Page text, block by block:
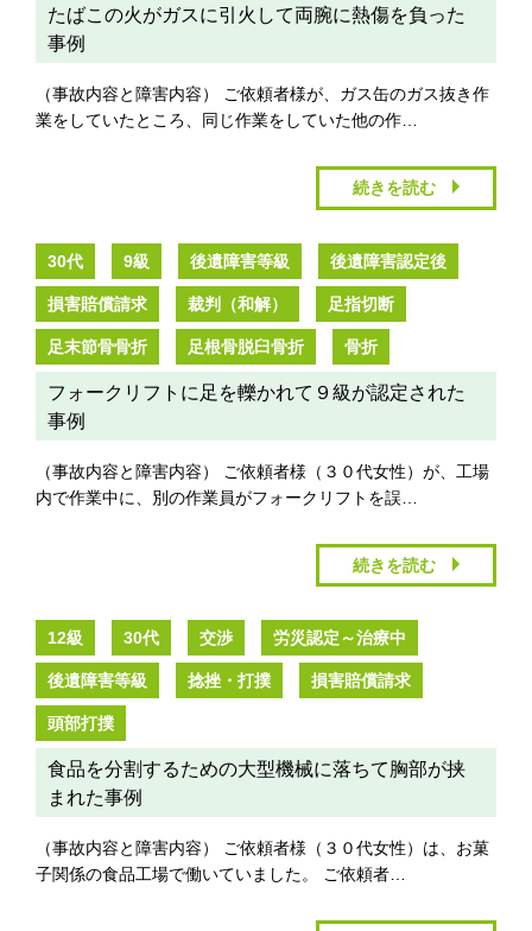
たばこの火がガスに引火して両腕に熱傷を負った
事例
（事故内容と障害内容） ご依頼者様が、ガス缶のガス抜き作
業をしていたところ、同じ作業をしていた他の作…
続きを読む
30代 9級 後遺障害等級 後遺障害認定後
損害賠償請求 裁判（和解） 足指切断
足末節骨骨折 足根骨脱臼骨折 骨折
フォークリフトに足を轢かれて９級が認定された
事例
（事故内容と障害内容） ご依頼者様（３０代女性）が、工場
内で作業中に、別の作業員がフォークリフトを誤…
続きを読む
12級 30代 交渉 労災認定～治療中
後遺障害等級 捻挫・打撲 損害賠償請求
頭部打撲
食品を分割するための大型機械に落ちて胸部が挟
まれた事例
（事故内容と障害内容） ご依頼者様（３０代女性）は、お菓
子関係の食品工場で働いていました。 ご依頼者…